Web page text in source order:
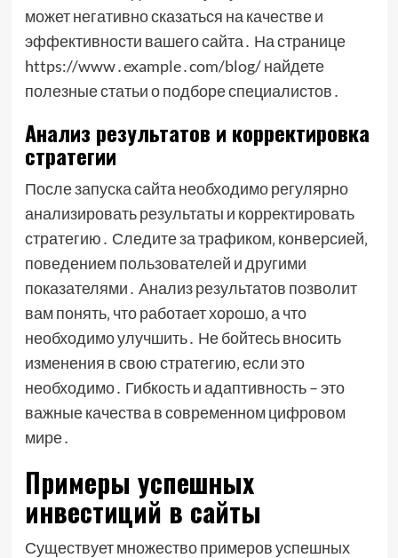
может негативно сказаться на качестве и
эффективности вашего сайта․ На странице
https://www․example․com/blog/ найдете
полезные статьи о подборе специалистов․
Анализ результатов и корректировка
стратегии
После запуска сайта необходимо регулярно
анализировать результаты и корректировать
стратегию․ Следите за трафиком‚ конверсией‚
поведением пользователей и другими
показателями․ Анализ результатов позволит
вам понять‚ что работает хорошо‚ а что
необходимо улучшить․ Не бойтесь вносить
изменения в свою стратегию‚ если это
необходимо․ Гибкость и адаптивность – это
важные качества в современном цифровом
мире․
Примеры успешных
инвестиций в сайты
Существует множество примеров успешных